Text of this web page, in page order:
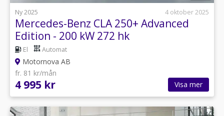
Ny 2025
4 oktober 2025
Mercedes-Benz CLA 250+ Advanced
Edition - 200 kW 272 hk
El Automat
Motornova AB
fr. 81 kr/mån
4 995 kr Visa mer